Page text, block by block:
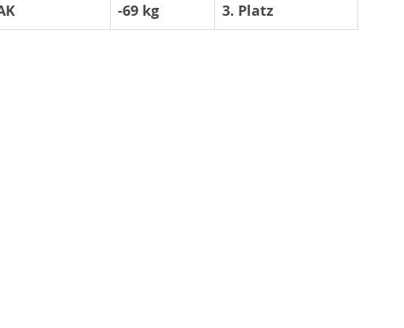
-69 kg 3. Platz